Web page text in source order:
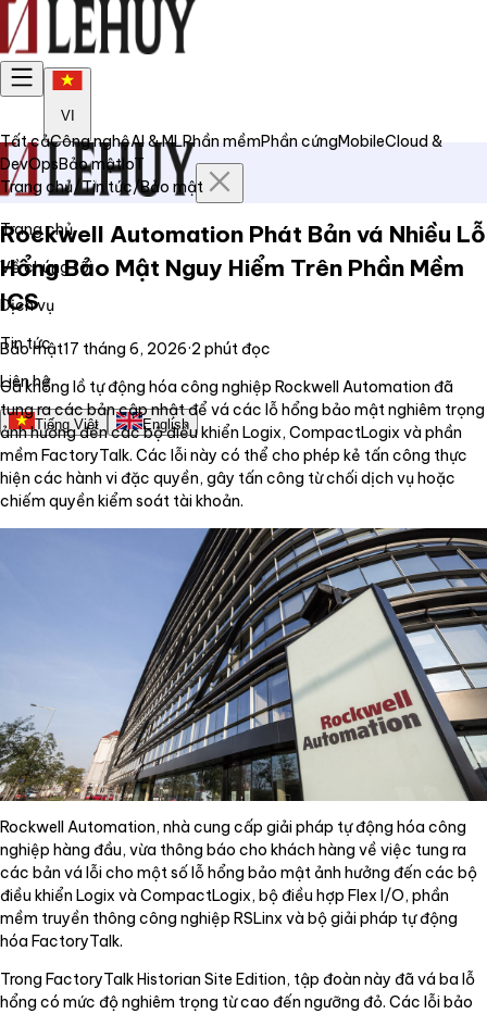
VI
Trang chủ
Về chúng tôi
Dịch vụ
Tin tức
Liên hệ
Tiếng Việt English
Tất cảCông nghệAI & MLPhần mềmPhần cứngMobileCloud &
DevOpsBảo mậtIoT
Trang chủ/Tin tức/Bảo mật
Rockwell Automation Phát Bản vá Nhiều Lỗ
Hổng Bảo Mật Nguy Hiểm Trên Phần Mềm
ICS
Bảo mật17 tháng 6, 2026·2 phút đọc
Gã khổng lồ tự động hóa công nghiệp Rockwell Automation đã
tung ra các bản cập nhật để vá các lỗ hổng bảo mật nghiêm trọng
ảnh hưởng đến các bộ điều khiển Logix, CompactLogix và phần
mềm FactoryTalk. Các lỗi này có thể cho phép kẻ tấn công thực
hiện các hành vi đặc quyền, gây tấn công từ chối dịch vụ hoặc
chiếm quyền kiểm soát tài khoản.
Rockwell Automation, nhà cung cấp giải pháp tự động hóa công
nghiệp hàng đầu, vừa thông báo cho khách hàng về việc tung ra
các bản vá lỗi cho một số lỗ hổng bảo mật ảnh hưởng đến các bộ
điều khiển Logix và CompactLogix, bộ điều hợp Flex I/O, phần
mềm truyền thông công nghiệp RSLinx và bộ giải pháp tự động
hóa FactoryTalk.
Trong FactoryTalk Historian Site Edition, tập đoàn này đã vá ba lỗ
hổng có mức độ nghiêm trọng từ cao đến ngưỡng đỏ. Các lỗi bảo